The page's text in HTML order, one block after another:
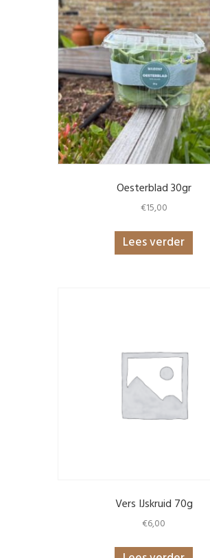
Oesterblad 30gr
€15,00
Lees verder
Vers IJskruid 70g
€6,00